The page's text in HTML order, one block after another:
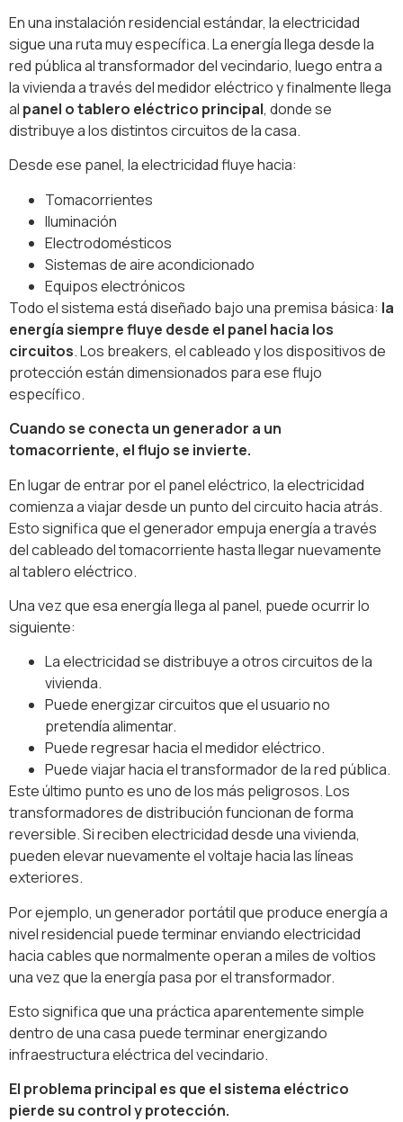
En una instalación residencial estándar, la electricidad
sigue una ruta muy específica. La energía llega desde la
red pública al transformador del vecindario, luego entra a
la vivienda a través del medidor eléctrico y finalmente llega
al panel o tablero eléctrico principal, donde se
distribuye a los distintos circuitos de la casa.
Desde ese panel, la electricidad fluye hacia:
Tomacorrientes
Iluminación
Electrodomésticos
Sistemas de aire acondicionado
Equipos electrónicos
Todo el sistema está diseñado bajo una premisa básica: la
energía siempre fluye desde el panel hacia los
circuitos. Los breakers, el cableado y los dispositivos de
protección están dimensionados para ese flujo
específico.
Cuando se conecta un generador a un
tomacorriente, el flujo se invierte.
En lugar de entrar por el panel eléctrico, la electricidad
comienza a viajar desde un punto del circuito hacia atrás.
Esto significa que el generador empuja energía a través
del cableado del tomacorriente hasta llegar nuevamente
al tablero eléctrico.
Una vez que esa energía llega al panel, puede ocurrir lo
siguiente:
La electricidad se distribuye a otros circuitos de la
vivienda.
Puede energizar circuitos que el usuario no
pretendía alimentar.
Puede regresar hacia el medidor eléctrico.
Puede viajar hacia el transformador de la red pública.
Este último punto es uno de los más peligrosos. Los
transformadores de distribución funcionan de forma
reversible. Si reciben electricidad desde una vivienda,
pueden elevar nuevamente el voltaje hacia las líneas
exteriores.
Por ejemplo, un generador portátil que produce energía a
nivel residencial puede terminar enviando electricidad
hacia cables que normalmente operan a miles de voltios
una vez que la energía pasa por el transformador.
Esto significa que una práctica aparentemente simple
dentro de una casa puede terminar energizando
infraestructura eléctrica del vecindario.
El problema principal es que el sistema eléctrico
pierde su control y protección.